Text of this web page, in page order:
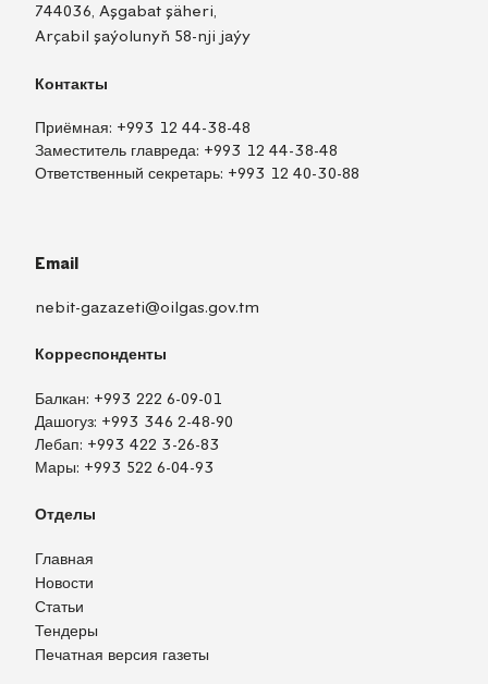
744036, Aşgabat şäheri,
Arçabil şaýolunyň 58-nji jaýy
Контакты
Приёмная: +993 12 44-38-48
Заместитель главреда: +993 12 44-38-48
Ответственный секретарь: +993 12 40-30-88
Email
nebit-gazazeti@oilgas.gov.tm
Корреспонденты
Балкан: +993 222 6-09-01
Дашогуз: +993 346 2-48-90
Лебап: +993 422 3-26-83
Мары: +993 522 6-04-93
Отделы
Главная
Новости
Статьи
Тендеры
Печатная версия газеты